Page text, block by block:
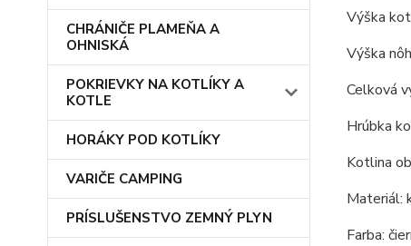
CHRÁNIČE PLAMEŇA A
OHNISKÁ
POKRIEVKY NA KOTLÍKY A
KOTLE
HORÁKY POD KOTLÍKY
VARIČE CAMPING
PRÍSLUŠENSTVO ZEMNÝ PLYN
Výška
Výška
Celková
Hrúbka
Kotlina
Materiál:
Farba: